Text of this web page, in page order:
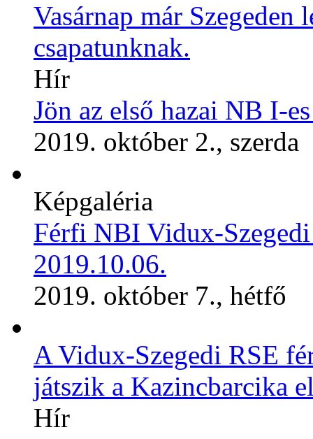
Vasárnap már
csapatunknak.
Hír
Jön az első hazai NB I-
2019. október 2., szerda
Képgaléria
Férfi NBI Vidux-
2019.10.06.
2019. október 7., hétfő
A Vidux-Szegedi RSE
játszik a Kazincbarcika
Hír